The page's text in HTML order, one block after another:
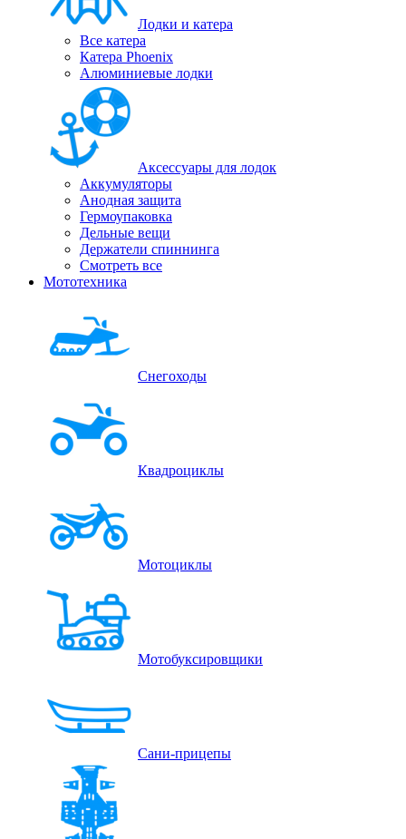
Лодки и катера
Все катера
Катера Phoenix
Алюминиевые лодки
Аксессуары для лодок
Аккумуляторы
Анодная защита
Гермоупаковка
Дельные вещи
Держатели спиннинга
Смотреть все
Мототехника
Снегоходы
Квадроциклы
Мотоциклы
Мотобуксировщики
Сани-прицепы